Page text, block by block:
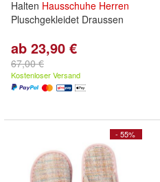
Halten Hausschuhe Herren
Pluschgekleidet Draussen
ab 23,90 €
67,00 €
Kostenloser Versand
- 55%